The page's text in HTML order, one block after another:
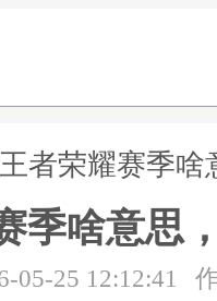
者荣耀赛季
季啥意思
05-25 12:12:41